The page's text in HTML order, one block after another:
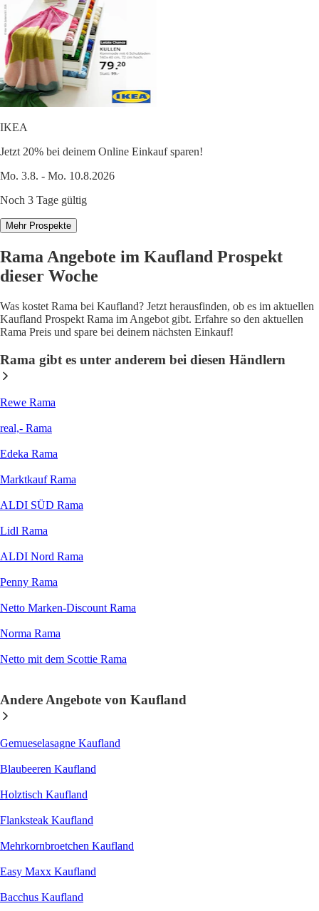
IKEA
Jetzt 20% bei deinem Online Einkauf sparen!
Mo. 3.8. - Mo. 10.8.2026
Noch 3 Tage gültig
Mehr Prospekte
Rama Angebote im Kaufland Prospekt
dieser Woche
Was kostet Rama bei Kaufland? Jetzt herausfinden, ob es im aktuellen
Kaufland Prospekt Rama im Angebot gibt. Erfahre so den aktuellen
Rama Preis und spare bei deinem nächsten Einkauf!
Rama gibt es unter anderem bei diesen Händlern
Rewe Rama
real,- Rama
Edeka Rama
Marktkauf Rama
ALDI SÜD Rama
Lidl Rama
ALDI Nord Rama
Penny Rama
Netto Marken-Discount Rama
Norma Rama
Netto mit dem Scottie Rama
Andere Angebote von Kaufland
Gemueselasagne Kaufland
Blaubeeren Kaufland
Holztisch Kaufland
Flanksteak Kaufland
Mehrkornbroetchen Kaufland
Easy Maxx Kaufland
Bacchus Kaufland